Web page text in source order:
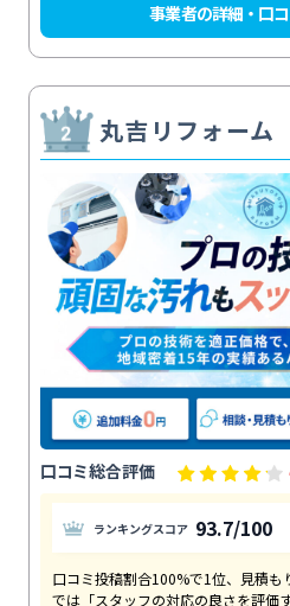
事業者の詳細・口
丸吉リフォーム
口コミ総合評価
ランキングスコア 93.7/100
口コミ投稿割合100%で1位、見積も
では「スタッフの対応の良さを評価